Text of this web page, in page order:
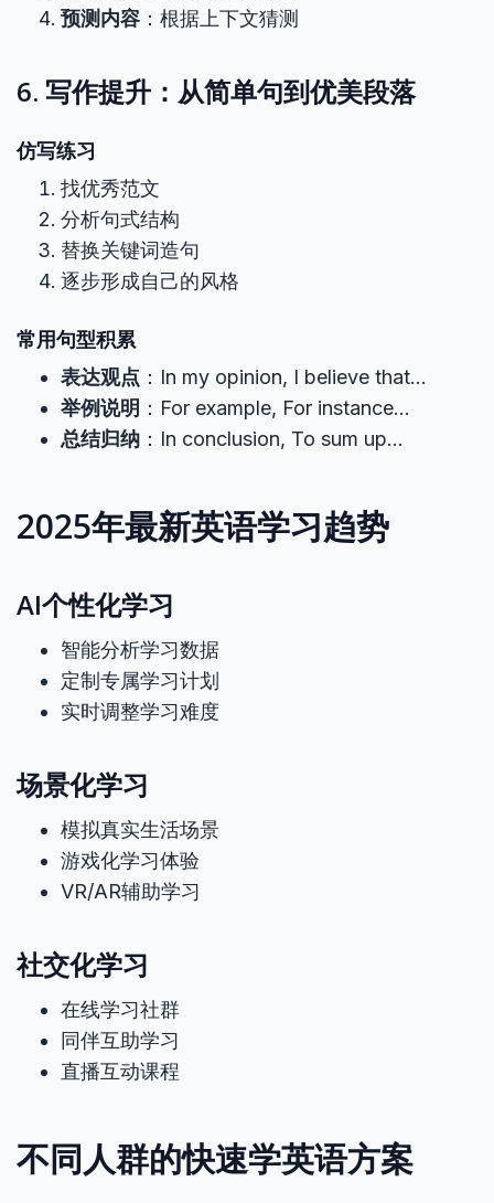
预测内容 ：根据上下文猜测
6. 写作提升：从简单句到优美段落
仿写练习
找优秀范文
分析句式结构
替换关键词造句
逐步形成自己的风格
常用句型积累
表达观点 ：In my opinion, I believe that…
举例说明 ：For example, For instance…
总结归纳 ：In conclusion, To sum up…
2025年最新英语学习趋势
AI个性化学习
智能分析学习数据
定制专属学习计划
实时调整学习难度
场景化学习
模拟真实生活场景
游戏化学习体验
VR/AR辅助学习
社交化学习
在线学习社群
同伴互助学习
直播互动课程
不同人群的快速学英语方案